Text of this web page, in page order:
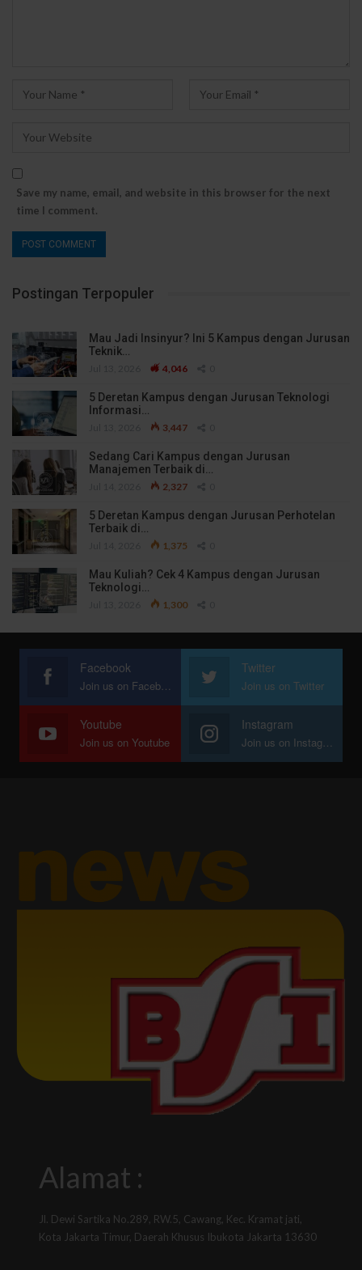
Save my name, email, and website in this browser for the next
time I comment.
Postingan Terpopuler
Mau Jadi Insinyur? Ini 5 Kampus dengan Jurusan
Teknik…
4,046
5 Deretan Kampus dengan Jurusan Teknologi
Informasi…
3,447
Sedang Cari Kampus dengan Jurusan
Manajemen Terbaik di…
2,327
5 Deretan Kampus dengan Jurusan Perhotelan
Terbaik di…
1,375
Mau Kuliah? Cek 4 Kampus dengan Jurusan
Teknologi…
1,300
Facebook
Join us on Facebook
Twitter
Join us on Twitter
Youtube
Join us on Youtube
Instagram
Join us on Instagram
Alamat :
Jl. Dewi Sartika No.289, RW.5, Cawang, Kec. Kramat jati,
Kota Jakarta Timur, Daerah Khusus Ibukota Jakarta 13630